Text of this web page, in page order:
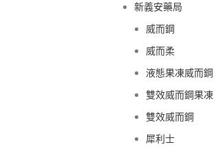
新義安藥局
威而鋼
威而柔
液態果凍威而鋼
雙效威而鋼果凍
雙效威而鋼
犀利士